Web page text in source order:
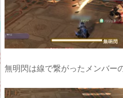
無明閃は線で繋がったメンバー